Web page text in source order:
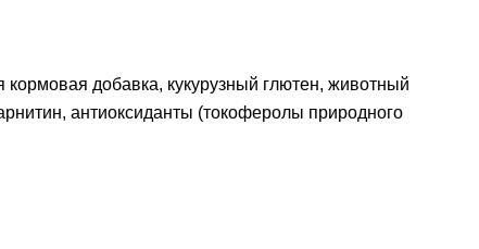
кормовая добавка, кукурузный глютен, животный
антиоксиданты (токоферолы природного